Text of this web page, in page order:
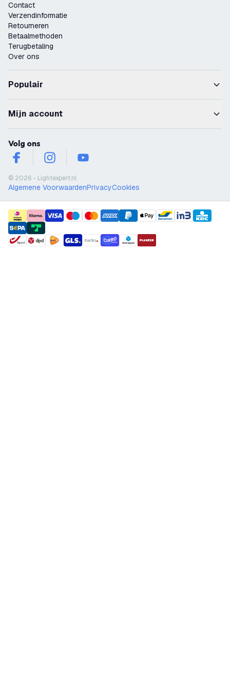
Contact
Verzendinformatie
Retourneren
Betaalmethoden
Terugbetaling
Over ons
Populair
Mijn account
Volg ons
facebookinstagramyoutube
© 2026 - Lightexpert.nl
Algemene VoorwaardenPrivacyCookies
payment methods
shipment methods